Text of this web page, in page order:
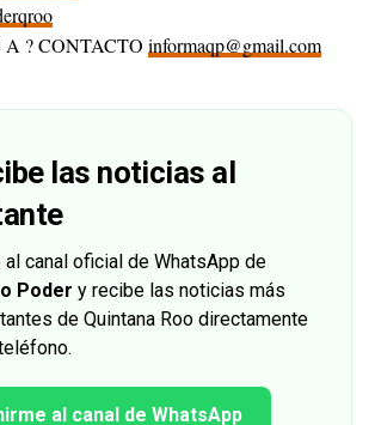
? CONTACTO informaqp@gmail.com
las noticias al
al canal oficial de WhatsApp de
Poder y recibe las noticias más
de Quintana Roo directamente
al canal de WhatsApp